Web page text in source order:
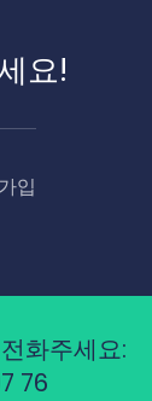
요!
입
전화주세요:
76